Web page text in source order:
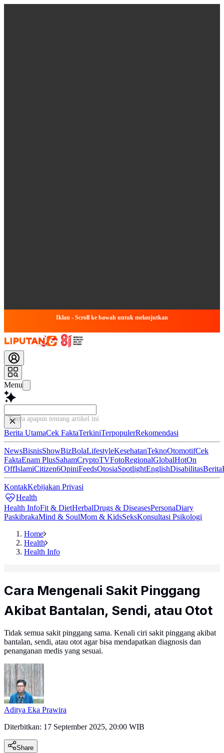
Iklan - Scroll ke bawah untuk melanjutkan
Menu
Tanya apapun tentang artikel ini..
Berita UtamaCek FaktaTerkiniTerpopulerRekomendasi
NewsBisnisShowBizBolaLifestyleKesehatanTeknoOtomotifCek
FaktaEnam PlusSahamCryptoTVFotoRegionalGlobalHotOn
OffIslamiCitizen6OpiniFeedsOtosiaSpotlightEnglishDisabilitasBerita
KontakKebijakan Privasi
Health
Health InfoFit & DietHerbalDrugs & DiseasesPersonaDiary
PaskibrakaMind & SoulMom & KidsSeksKonsultasi Psikologi
Home
Health
Health Info
Cara Mengenali Sakit Pinggang
Akibat Bantalan, Sendi, atau Otot
Tidak semua sakit pinggang sama. Kenali ciri sakit pinggang akibat
bantalan, sendi, atau otot agar bisa mendapatkan diagnosis dan
penanganan medis yang sesuai.
Aditya Eka Prawira
Diterbitkan: 17 September 2025, 20:00 WIB
Share